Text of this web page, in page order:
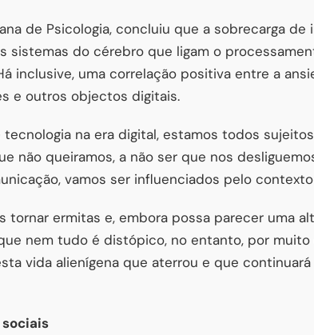
de Psicologia, concluiu que a sobrecarga
sistemas do cérebro que ligam o
inclusive, uma correlação positiva entre a
e outros objectos digitais.
na era digital, estamos todos
não queiramos, a não ser que nos
vamos ser influenciados pelo
tornar ermitas e, embora possa parecer uma
nem tudo é distópico, no entanto, por muito
vida alienígena que aterrou e que